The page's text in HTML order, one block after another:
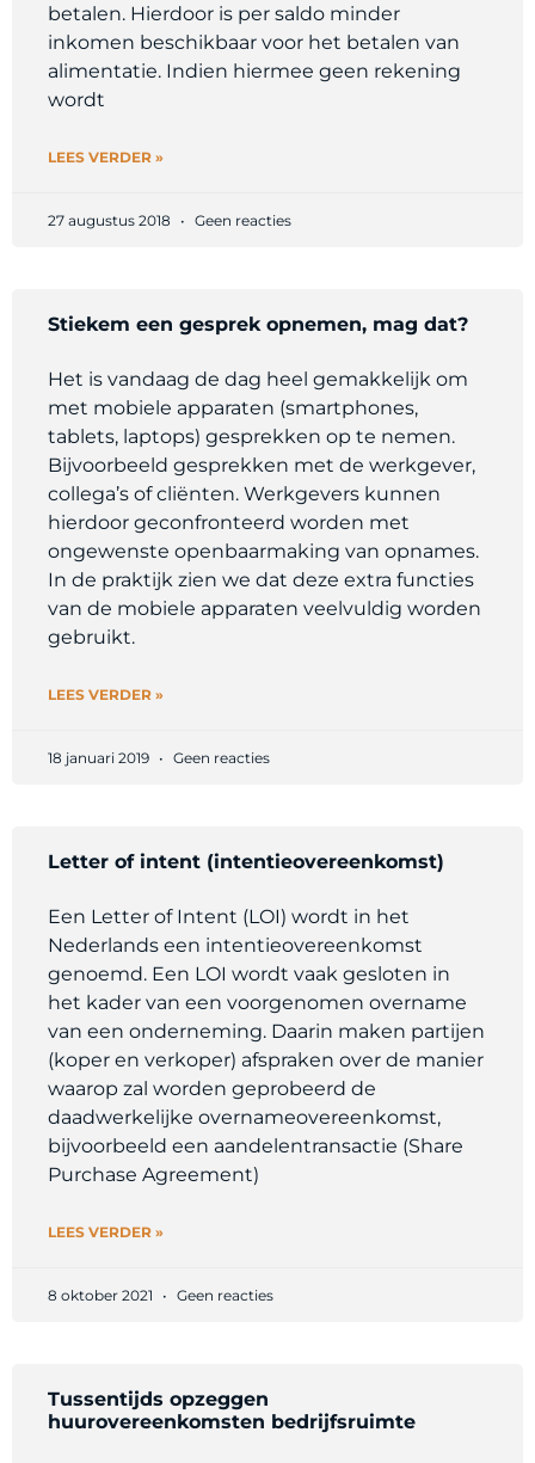
betalen. Hierdoor is per saldo minder
inkomen beschikbaar voor het betalen van
alimentatie. Indien hiermee geen rekening
wordt
LEES VERDER »
27 augustus 2018 Geen reacties
Stiekem een gesprek opnemen, mag dat?
Het is vandaag de dag heel gemakkelijk om
met mobiele apparaten (smartphones,
tablets, laptops) gesprekken op te nemen.
Bijvoorbeeld gesprekken met de werkgever,
collega’s of cliënten. Werkgevers kunnen
hierdoor geconfronteerd worden met
ongewenste openbaarmaking van opnames.
In de praktijk zien we dat deze extra functies
van de mobiele apparaten veelvuldig worden
gebruikt.
LEES VERDER »
18 januari 2019 Geen reacties
Letter of intent (intentieovereenkomst)
Een Letter of Intent (LOI) wordt in het
Nederlands een intentieovereenkomst
genoemd. Een LOI wordt vaak gesloten in
het kader van een voorgenomen overname
van een onderneming. Daarin maken partijen
(koper en verkoper) afspraken over de manier
waarop zal worden geprobeerd de
daadwerkelijke overnameovereenkomst,
bijvoorbeeld een aandelentransactie (Share
Purchase Agreement)
LEES VERDER »
8 oktober 2021 Geen reacties
Tussentijds opzeggen
huurovereenkomsten bedrijfsruimte